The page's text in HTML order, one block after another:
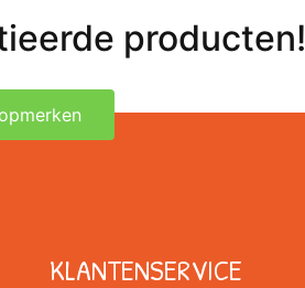
producten!
KLANTENSERVICE